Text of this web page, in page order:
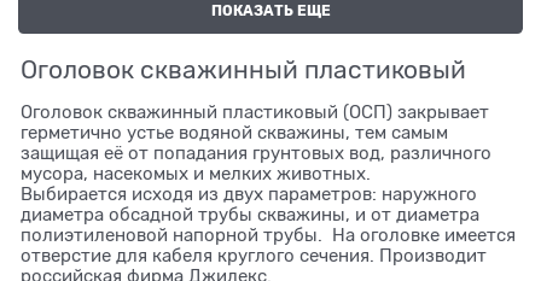
ПОКАЗАТЬ ЕЩЕ
Оголовок скважинный пластиковый
Оголовок скважинный пластиковый (ОСП) закрывает
герметично устье водяной скважины, тем самым
защищая её от попадания грунтовых вод, различного
мусора, насекомых и мелких животных.
Выбирается исходя из двух параметров: наружного
диаметра обсадной трубы скважины, и от диаметра
полиэтиленовой напорной трубы. На оголовке имеется
отверстие для кабеля круглого сечения. Производит
российская фирма Джилекс.